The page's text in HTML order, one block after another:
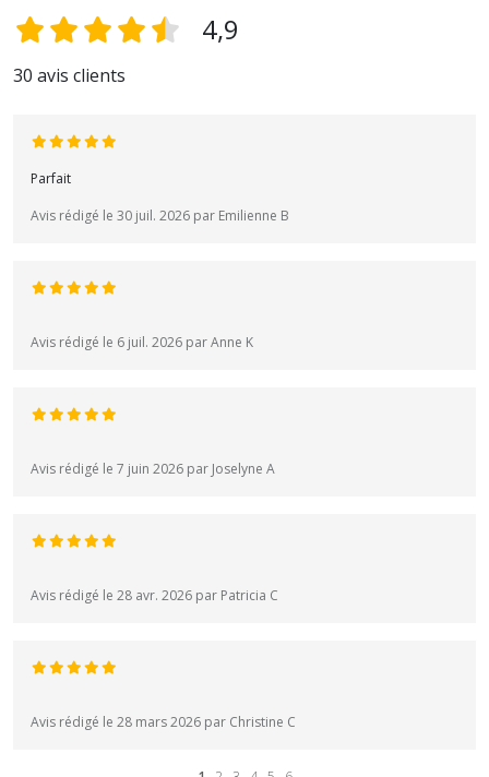
4,9
30 avis clients
Parfait
Avis rédigé le 30 juil. 2026 par Emilienne B
Avis rédigé le 6 juil. 2026 par Anne K
Avis rédigé le 7 juin 2026 par Joselyne A
Avis rédigé le 28 avr. 2026 par Patricia C
Avis rédigé le 28 mars 2026 par Christine C